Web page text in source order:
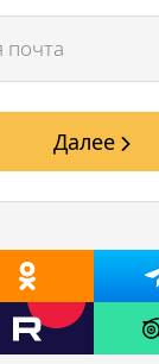
Далее